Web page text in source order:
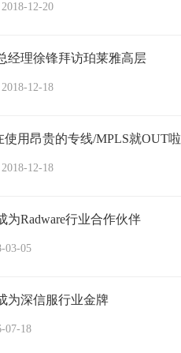
12-20
经理徐锋拜访珀莱雅高层
12-18
使用昂贵的专线/MPLS就OUT啦
12-18
为Radware行业合作伙伴
03-05
为深信服行业金牌
07-18